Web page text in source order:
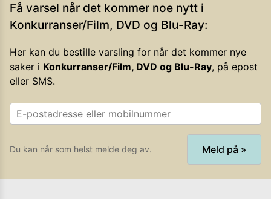
Få varsel når det kommer noe nytt i
Konkurranser/Film, DVD og Blu-Ray:
Her kan du bestille varsling for når det kommer nye
saker i Konkurranser/Film, DVD og Blu-Ray, på epost
eller SMS.
Meld på »
Du kan når som helst melde deg av.